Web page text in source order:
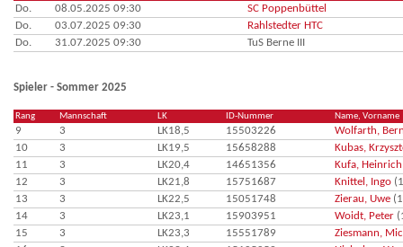
Do. 08.05.2025 09:30
SC Poppenbüttel
Do.
03.07.2025 09:30
Rahlstedter HTC
Do.
31.07.2025 09:30 TuS Berne III
Spieler - Sommer 2025
Rang Mannschaft LK ID-Nummer Name, Vorname
9 3 LK18,5 15503226
Wolfarth,
10
3 LK19,5 15658288
Kubas,
11
3 LK20,4 14651356 Kufa, Heinrich
12
3 LK21,8 15751687 Knittel, Ingo
13
3 LK22,5 15051748 Zierau, Uwe
14
3 LK23,1 15903951 Woidt, Peter
15
3 LK23,3 15551789
Ziesmann,